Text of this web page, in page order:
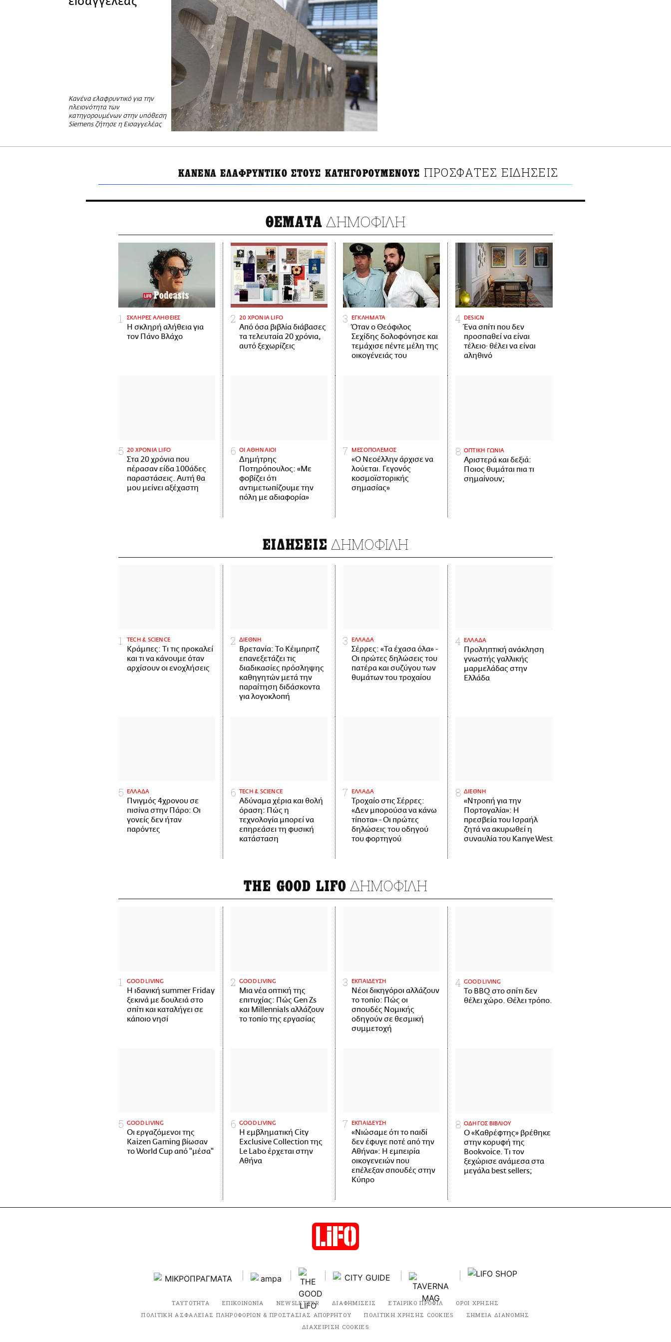
Κανένα ελαφρυντικό για την
πλειονότητα των
κατηγορουμένων στην υπόθεση
Siemens ζήτησε η Εισαγγελέας
ΚΑΝΕΝΑ ΕΛΑΦΡΥΝΤΙΚΟ ΣΤΟΥΣ ΚΑΤΗΓΟΡΟΥΜΕΝΟΥΣ ΠΡΟΣΦΑΤΕΣ ΕΙΔΗΣΕΙΣ
ΘΕΜΑΤΑ ΔΗΜΟΦΙΛΗ
ΣΚΛΗΡΕΣ ΑΛΗΘΕΙΕΣ
H σκληρή αλήθεια για
τον Πάνο Βλάχο
20 ΧΡΟΝΙΑ LIFO
Από όσα βιβλία διάβασες
τα τελευταία 20 χρόνια,
αυτό ξεχωρίζεις
ΕΓΚΛΗΜΑΤΑ
Όταν ο Θεόφιλος
Σεχίδης δολοφόνησε και
τεμάχισε πέντε μέλη της
οικογένειάς του
DESIGN
Ένα σπίτι που δεν
προσπαθεί να είναι
τέλειο· θέλει να είναι
αληθινό
20 ΧΡΟΝΙΑ LIFO
Στα 20 χρόνια που
πέρασαν είδα 100άδες
παραστάσεις. Αυτή θα
μου μείνει αξέχαστη
ΟΙ ΑΘΗΝΑΙΟΙ
Δημήτρης
Ποτηρόπουλος: «Με
φοβίζει ότι
αντιμετωπίζουμε την
πόλη με αδιαφορία»
ΜΕΣΟΠΟΛΕΜΟΣ
«Ο Νεοέλλην άρχισε να
λούεται. Γεγονός
κοσμοϊστορικής
σημασίας»
ΟΠΤΙΚΗ ΓΩΝΙΑ
Αριστερά και δεξιά:
Ποιος θυμάται πια τι
σημαίνουν;
ΕΙΔΗΣΕΙΣ ΔΗΜΟΦΙΛΗ
ΤECH & SCIENCE
Κράμπες: Τι τις προκαλεί
και τι να κάνουμε όταν
αρχίσουν οι ενοχλήσεις
ΔΙΕΘΝΗ
Βρετανία: Το Κέιμπριτζ
επανεξετάζει τις
διαδικασίες πρόσληψης
καθηγητών μετά την
παραίτηση διδάσκοντα
για λογοκλοπή
ΕΛΛΑΔΑ
Σέρρες: «Τα έχασα όλα» -
Οι πρώτες δηλώσεις του
πατέρα και συζύγου των
θυμάτων του τροχαίου
ΕΛΛΑΔΑ
Προληπτική ανάκληση
γνωστής γαλλικής
μαρμελάδας στην
Ελλάδα
ΕΛΛΑΔΑ
Πνιγμός 4χρονου σε
πισίνα στην Πάρο: Οι
γονείς δεν ήταν
παρόντες
ΤECH & SCIENCE
Αδύναμα χέρια και θολή
όραση: Πώς η
τεχνολογία μπορεί να
επηρεάσει τη φυσική
κατάσταση
ΕΛΛΑΔΑ
Τροχαίο στις Σέρρες:
«Δεν μπορούσα να κάνω
τίποτα» - Οι πρώτες
δηλώσεις του οδηγού
του φορτηγού
ΔΙΕΘΝΗ
«Ντροπή για την
Πορτογαλία»: Η
πρεσβεία του Ισραήλ
ζητά να ακυρωθεί η
συναυλία του Kanye West
THE GOOD LIFO ΔΗΜΟΦΙΛΗ
GOOD LIVING
Η ιδανική summer Friday
ξεκινά με δουλειά στο
σπίτι και καταλήγει σε
κάποιο νησί
GOOD LIVING
Μια νέα οπτική της
επιτυχίας: Πώς Gen Zs
και Millennials αλλάζουν
το τοπίο της εργασίας
ΕΚΠΑΙΔΕΥΣΗ
Νέοι δικηγόροι αλλάζουν
το τοπίο: Πώς οι
σπουδές Νομικής
οδηγούν σε θεσμική
συμμετοχή
GOOD LIVING
Το BBQ στο σπίτι δεν
θέλει χώρο. Θέλει τρόπο.
GOOD LIVING
Οι εργαζόμενοι της
Kaizen Gaming βίωσαν
το World Cup από "μέσα"
GOOD LIVING
Η εμβληματική City
Exclusive Collection της
Le Labo έρχεται στην
Αθήνα
ΕΚΠΑΙΔΕΥΣΗ
«Νιώσαμε ότι το παιδί
δεν έφυγε ποτέ από την
Αθήνα»: Η εμπειρία
οικογενειών που
επέλεξαν σπουδές στην
Κύπρο
ΟΔΗΓΟΣ ΒΙΒΛΙΟΥ
Ο «Καθρέφτης» βρέθηκε
στην κορυφή της
Bookvoice. Τι τον
ξεχώρισε ανάμεσα στα
μεγάλα best sellers;
ΤΑΥΤΟΤΗΤΑ ΕΠΙΚΟΙΝΩΝΙΑ NEWSLETTER ΔΙΑΦΗΜΙΣΕΙΣ ΕΤΑΙΡΙΚΟ ΠΡΟΦΙΛ
ΟΡΟΙ ΧΡΗΣΗΣ
ΠΟΛΙΤΙΚΗ ΑΣΦΑΛΕΙΑΣ ΠΛΗΡΟΦΟΡΙΩΝ & ΠΡΟΣΤΑΣΙΑΣ ΑΠΟΡΡΗΤΟΥ
ΠΟΛΙΤΙΚΗ ΧΡΗΣΗΣ COOKIES
ΣΗΜΕΙΑ ΔΙΑΝΟΜΗΣ
ΔΙΑΧΕΙΡΙΣΗ COOKIES